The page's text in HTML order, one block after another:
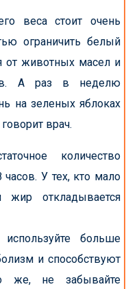
веса стоит очень
ограничить белый
от животных масел и
А раз в неделю
на зеленых яблоках
врач.
количество
У тех, кто мало
откладывается
больше
и способствуют
же, не забывайте